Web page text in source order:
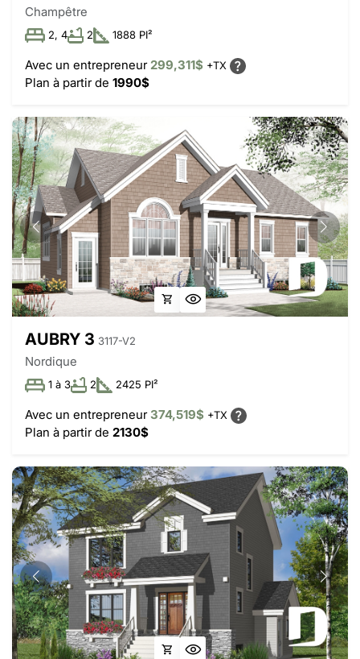
Champêtre
2, 4 2 1888 PI²
Avec un entrepreneur299,311$ +TX
Plan à partir de 1990$
AUBRY 3 3117-V2
Nordique
1 à 3 2 2425 PI²
Avec un entrepreneur374,519$ +TX
Plan à partir de 2130$